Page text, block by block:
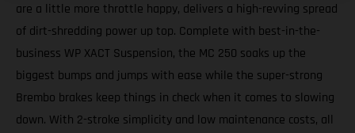
are a little more throttle happy, delivers a high-revving spread
of dirt-shredding power up top. Complete with best-in-the-
business WP XACT Suspension, the MC 250 soaks up the
biggest bumps and jumps with ease while the super-strong
Brembo brakes keep things in check when it comes to slowing
down. With 2-stroke simplicity and low maintenance costs, all